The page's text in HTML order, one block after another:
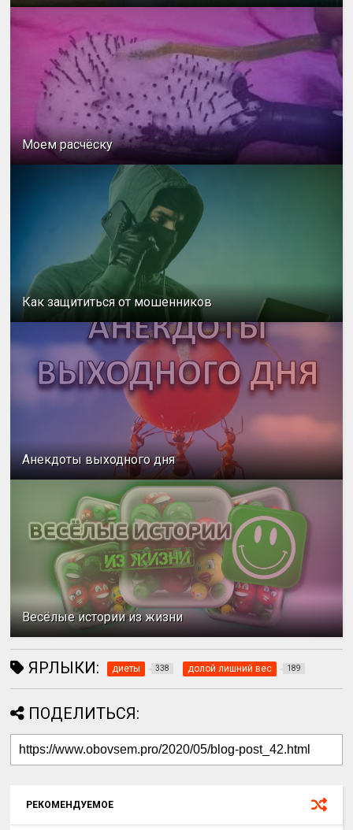
Моем расчёску
Как защититься от мошенников
Анекдоты выходного дня
Весёлые истории из жизни
ЯРЛЫКИ: диеты 338 долой лишний вес 189
ПОДЕЛИТЬСЯ:
РЕКОМЕНДУЕМОЕ